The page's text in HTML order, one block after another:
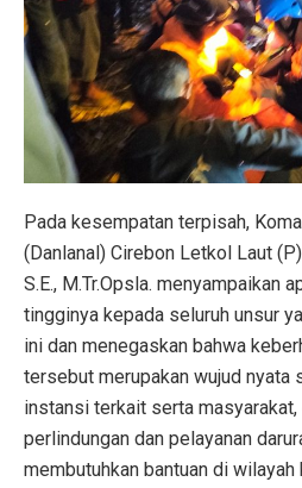
Pada kesempatan terpisah,
(Danlanal) Cirebon Letkol Laut
S.E., M.Tr.Opsla. menyampaikan
tingginya kepada seluruh unsur
ini dan menegaskan bahwa
tersebut merupakan wujud nyata
instansi terkait serta
perlindungan dan pelayanan
membutuhkan bantuan di wilayah